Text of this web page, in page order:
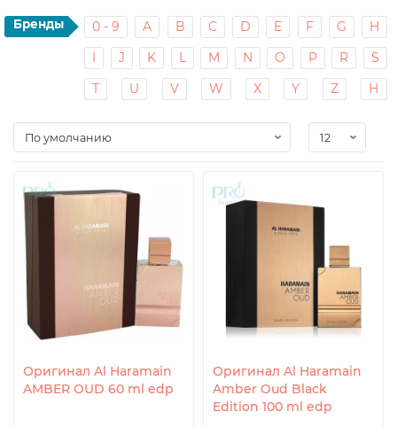
Бренды 0 - 9 A B C D E F G
H
I
J K L M N O P R
S
T
U V W X Y Z Н
Оригинал Al Haramain
AMBER OUD 60 ml edp
Оригинал Al Haramain
Amber Oud Black
Edition 100 ml edp